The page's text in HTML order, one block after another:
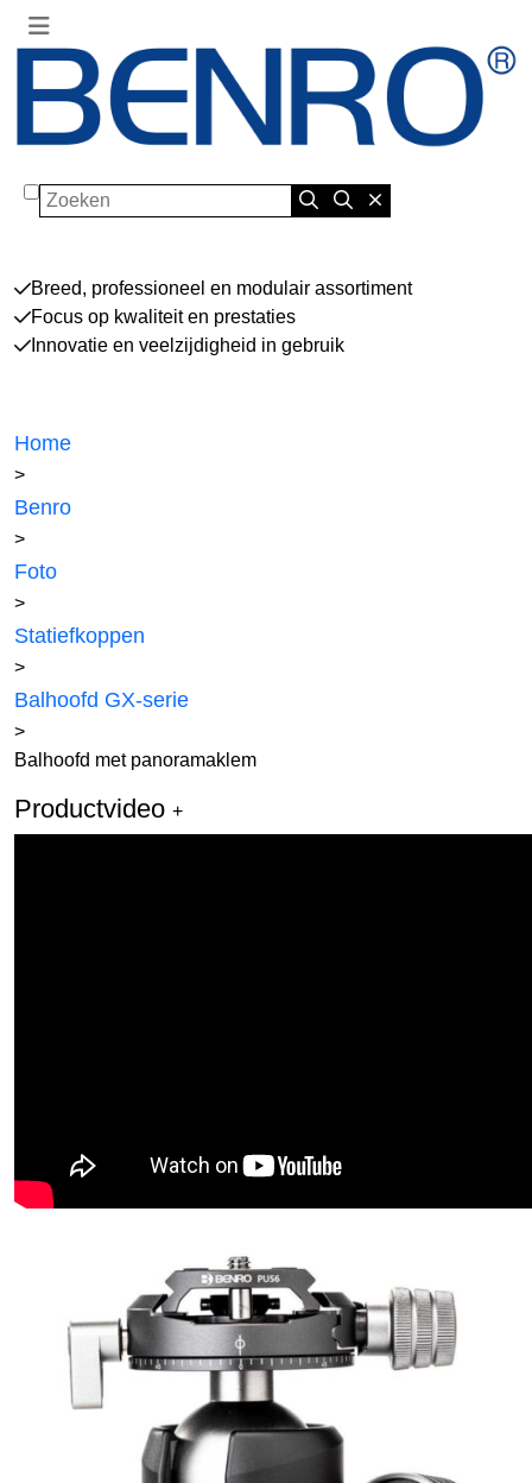
Zoeken
Breed, professioneel en modulair assortiment
Focus op kwaliteit en prestaties
Innovatie en veelzijdigheid in gebruik
Home
>
Benro
>
Foto
>
Statiefkoppen
>
Balhoofd GX-serie
>
Balhoofd met panoramaklem
Productvideo +